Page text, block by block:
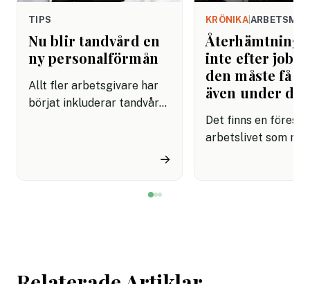
TIPS
Nu blir tandvård en
ny personalförmån
Allt fler arbetsgivare har
börjat inkluderar tandvård i
miljon svenskar uppger att
→
KRÖNIKA|
Återhämtning
inte efter
den måste få
även under
Det finns en
arbetslivet som